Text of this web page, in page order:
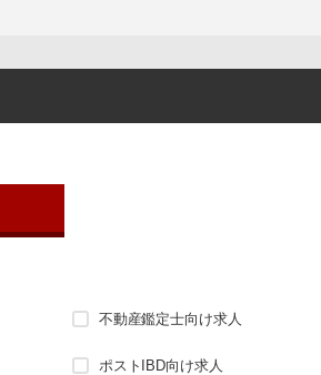
不動産鑑定士向け求人
ポストIBD向け求人